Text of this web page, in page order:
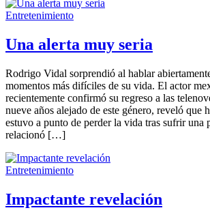
Entretenimiento
Una alerta muy seria
Rodrigo Vidal sorprendió al hablar
momentos más difíciles de su vida. El actor
recientemente confirmó su regreso a las
nueve años alejado de este género, reveló que
estuvo a punto de perder la vida tras sufrir una
relacionó […]
Entretenimiento
Impactante revelación